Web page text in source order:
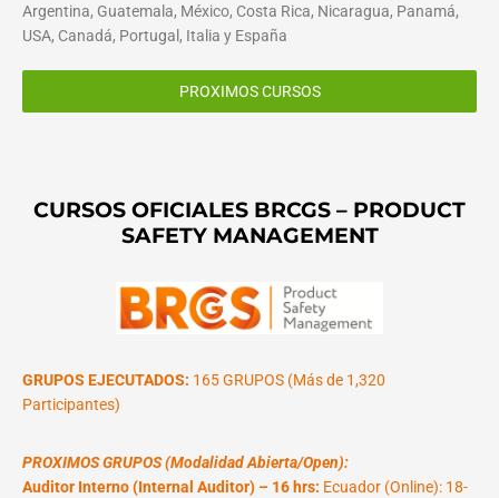
Argentina, Guatemala, México, Costa Rica, Nicaragua, Panamá,
USA, Canadá, Portugal, Italia y España
PROXIMOS CURSOS
CURSOS OFICIALES BRCGS – PRODUCT
SAFETY MANAGEMENT
GRUPOS EJECUTADOS: 165 GRUPOS (Más de 1,320
Participantes)
PROXIMOS GRUPOS (Modalidad Abierta/Open):
Auditor Interno (Internal Auditor) – 16 hrs: Ecuador (Online): 18-